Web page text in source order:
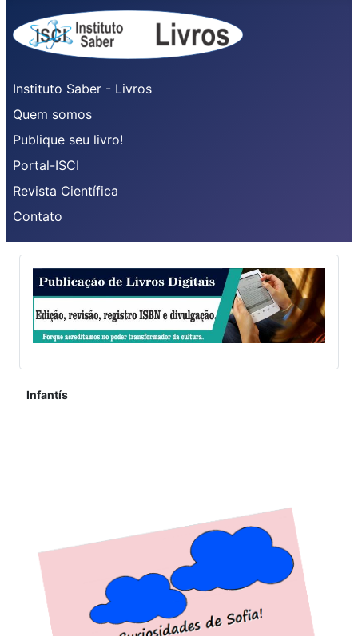
Instituto Saber - Livros
Quem somos
Publique seu livro!
Portal-ISCI
Revista Científica
Contato
Infantís